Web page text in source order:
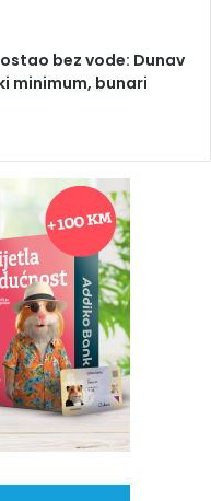
bez vode: Dunav
minimum, bunari